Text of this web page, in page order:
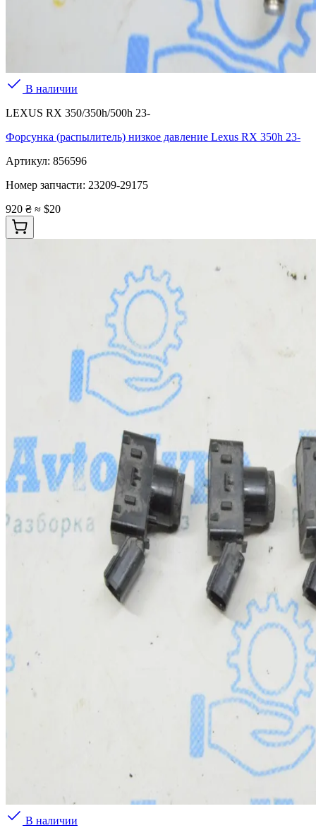
В наличии
LEXUS RX 350/350h/500h 23-
Форсунка (распылитель) низкое давление Lexus RX 350h 23-
Артикул: 856596
Номер запчасти: 23209-29175
920 ₴ ≈ $20
В наличии